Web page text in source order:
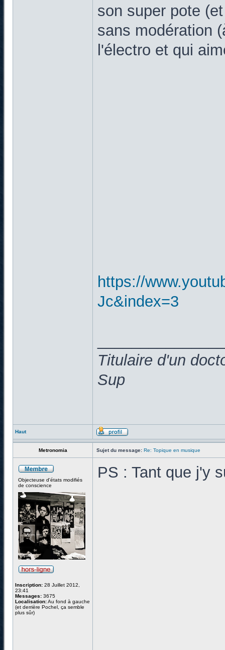
son super pote
sans modération
l'électro et qui
https://
Jc&index=3
Titulaire d'un
Sup
Haut
Metronomia Sujet du message: Re: Topique en musique
Objecteuse d'états modifiés
de conscience
Inscription: 28 Juillet 2012,
23:41
Messages: 3675
Localisation:Au fond à gauche
(et derrière Pochel, ça semble
plus sûr)
PS : Tant que j'y